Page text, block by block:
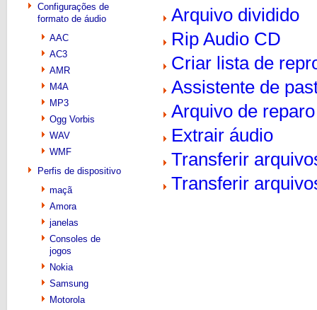
Configurações de
formato de áudio
AAC
AC3
AMR
M4A
MP3
Ogg Vorbis
WAV
WMF
Perfis de dispositivo
maçã
Amora
janelas
Consoles de
jogos
Nokia
Samsung
Motorola
Arquivo dividido
Rip Audio CD
Criar lista de
Assistente de
Arquivo de reparo
Extrair áudio
Transferir
Transferir